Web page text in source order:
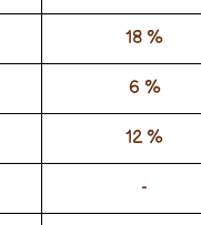
18 %
6 %
12 %
-